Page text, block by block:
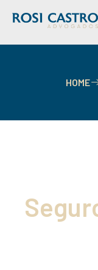
HOME